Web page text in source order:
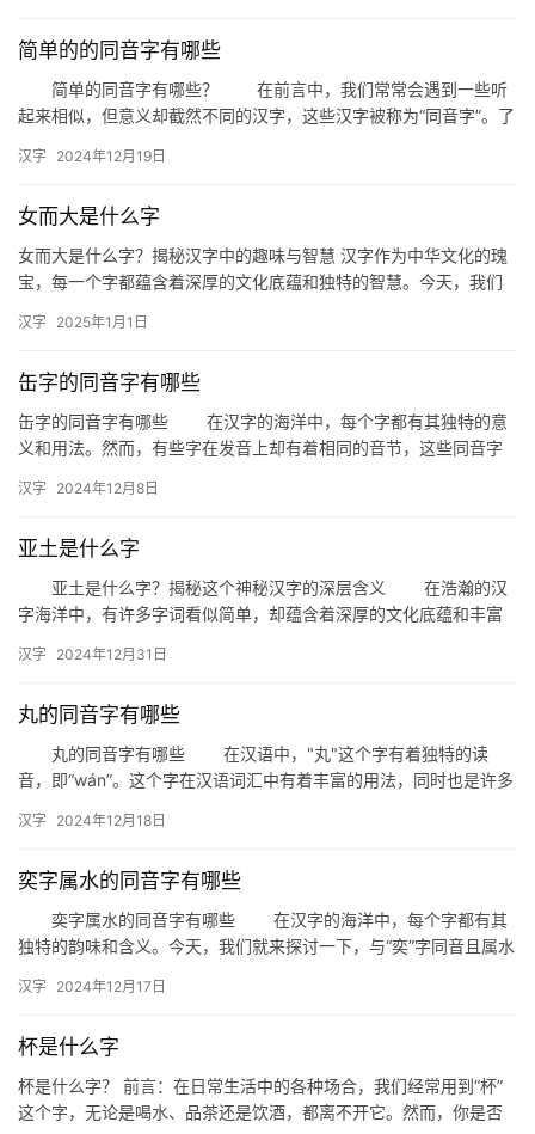
简单的的同音字有哪些
简单的同音字有哪些？ 在前言中，我们常常会遇到一些听
起来相似，但意义却截然不同的汉字，这些汉字被称为“同音字”。了
汉字 2024年12月19日
女而大是什么字
女而大是什么字？揭秘汉字中的趣味与智慧 汉字作为中华文化的瑰
宝，每一个字都蕴含着深厚的文化底蕴和独特的智慧。今天，我们
们…
汉字 2025年1月1日
缶字的同音字有哪些
缶字的同音字有哪些 在汉字的海洋中，每个字都有其独特的意
义和用法。然而，有些字在发音上却有着相同的音节，这些同音字
天，我…
汉字 2024年12月8日
亚土是什么字
亚土是什么字？揭秘这个神秘汉字的深层含义 在浩瀚的汉
字海洋中，有许多字词看似简单，却蕴含着深厚的文化底蕴和丰富
——…
汉字 2024年12月31日
丸的同音字有哪些
丸的同音字有哪些 在汉语中，"丸"这个字有着独特的读
音，即“wán”。这个字在汉语词汇中有着丰富的用法，同时也是许多
汉字 2024年12月18日
奕字属水的同音字有哪些
奕字属水的同音字有哪些 在汉字的海洋中，每个字都有其
独特的韵味和含义。今天，我们就来探讨一下，与“奕”字同音且属水
汉字 2024年12月17日
杯是什么字
杯是什么字？ 前言：在日常生活中的各种场合，我们经常用到“杯”
这个字，无论是喝水、品茶还是饮酒，都离不开它。然而，你是否